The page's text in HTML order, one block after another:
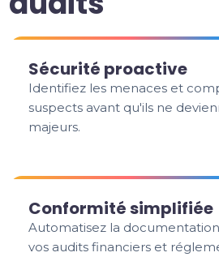
Sécurité proactive
Identifiez les menaces et
suspects avant qu'ils ne
majeurs.
Conformité simplifiée
Automatisez la
vos audits financiers et